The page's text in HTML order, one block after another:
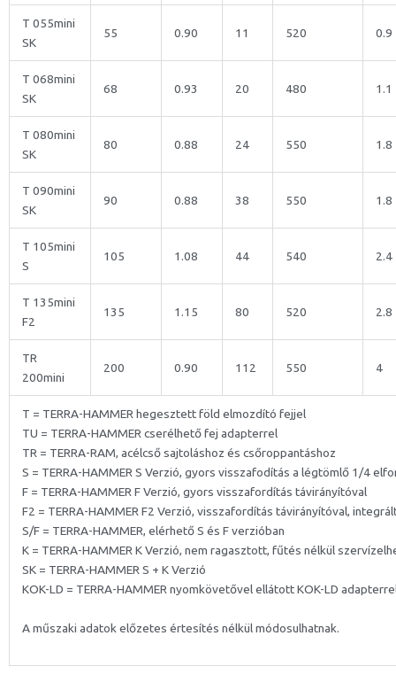
T = TERRA-HAMMER hegesztett föld elmozdító fejjel
TU = TERRA-HAMMER cserélhető fej adapterrel
TR = TERRA-RAM, acélcső sajtoláshoz és csőroppantáshoz
S = TERRA-HAMMER S Verzió, gyors visszafodítás a légtömlő 1/4
F = TERRA-HAMMER F Verzió, gyors visszafordítás távirányítóval
F2 = TERRA-HAMMER F2 Verzió, visszafordítás távirányítóval,
S/F = TERRA-HAMMER, elérhető S és F verzióban
K = TERRA-HAMMER K Verzió, nem ragasztott, fűtés nélkül
SK = TERRA-HAMMER S + K Verzió
KOK-LD = TERRA-HAMMER nyomkövetővel ellátott KOK-LD
A műszaki adatok előzetes értesítés nélkül módosulhatnak.
T 055mini
SK
55 0.90 11 520 0.9
T 068mini
SK
68 0.93 20 480 1.1
T 080mini
SK
80 0.88 24 550 1.8
T 090mini
SK
90 0.88 38 550 1.8
T 105mini
S
105 1.08 44 540 2.4
T 135mini
F2
135 1.15 80 520 2.8
TR
200mini
200 0.90 112 550 4